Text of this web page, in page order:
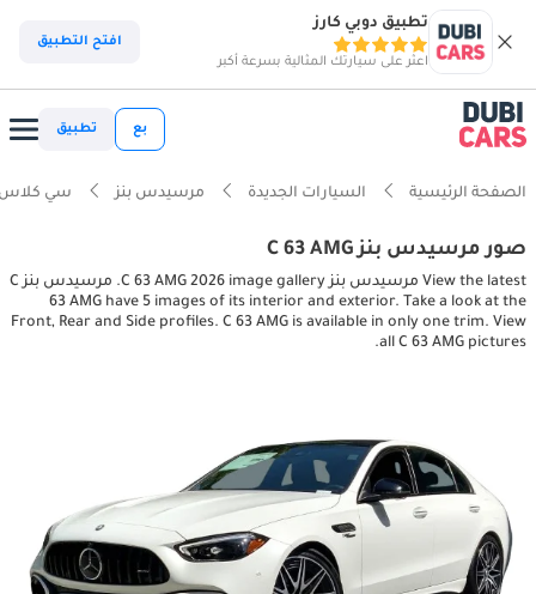
تطبيق دوبي كارز
اعثر على سيارتك المثالية بسرعة أكبر
افتح التطبيق
بع تطبيق
الصفحة الرئيسية السيارات الجديدة مرسيدس بنز سي
صور مرسيدس بنز C 63 AMG
View the latest مرسيدس بنز C 63 AMG 2026 image gallery. مرسيدس بنز C
63 AMG have 5 images of its interior and exterior. Take a look at the
Front, Rear and Side profiles. C 63 AMG is available in only one trim. View
all C 63 AMG pictures.